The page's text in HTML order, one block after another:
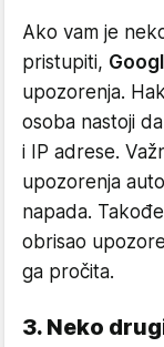
Ako vam je
pristupiti,
upozorenja.
osoba nastoji
i IP adrese.
upozorenja
napada.
obrisao
ga pročita.
3. Neko